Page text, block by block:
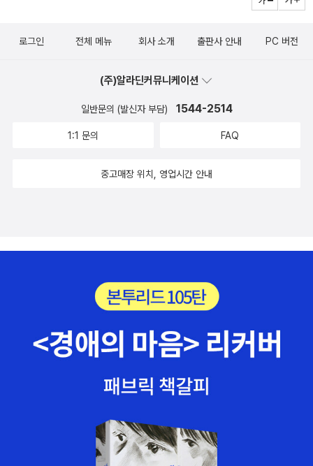
당 호의 주제와는 별개로, 국내 철학자와 예술 작가들의 인터뷰와
철학 에세이를 싣고 있다. 이번 호에서는 스물다섯 권의 철학서를
고등학교에서 철학을 가르치는 안광복 교사를 만나본다. 그는 어
10대들에게, 그리고 상처와 고통 속에서 출구를 찾지 못하는 수
많은 대중에게 ‘철학으로 치료하기’ 위한 임상 철학자로서의 길을
유명 철학자들의 엄격하고 논리적인 이론을 독자들과 일반 대중
리는지가 아닌, 어떤 관계 아래, 어떤 자유와 애정 아래 이름이 호
뮤지션이자 에세이스트인 임이랑 작가는 유년기부터 이어진 트
라우마, 다시 말해 남들에겐 별것 아닌 크기여도 자신에게는 이후
의 삶에 적잖은 생채기를 남긴 트라우마와 마주하는 이야기를 들
려준다. 미술작가 박보나는 인공지능이 탑재된 애완 로봇 인형을
경험하면서 인간과 기계, 더 나아가 인간이 아닌 세상의 모든 자
연과 경계를 허물며 연대하는 우주적 공동체의 세상을 꿈꿔본다.
거지 하는 마음을. 읽는 재미는? 글쎄, 이번 호는 별로다. 그럼에
도 읽기 전과 다르게 나아지기를 바라면서. 간절해지는 세상이다.
인 소수의 영향력이 너무 부풀려졌다는 데 있지 않나 싶다. 인간
이 겪는 거의 모든 갈등이 그렇듯 말이다. - P12진정한 연결은 한
는 것이 아니라, 처음부터 마지막 순간까지, 우리보다 먼저 존재
력, 혐오의 본질과 뿌리를 연구하는 것은 아마도 조금 더 현명해
다양한 생각과 가능성과 목소리를 포용하기 위해서, 그리고 미래
세대에게 유익할 목적과 행동을 최선을 다해 좇기 위해서다.- P3
2연민이 '네 마음 이해해'라고 말하고, 공감이 '너와 같은 마음이
야'라고 말하는 것이라면, 동정은 '실컷 울어. 나 어디 안 가니
까'라고 말하는 것이다.- P113
로그인 전체 메뉴 회사 소개 출판사 안내 PC 버전
(주)알라딘커뮤니케이션
일반문의 (발신자 부담) 1544-2514
1:1 문의 FAQ
중고매장 위치, 영업시간 안내